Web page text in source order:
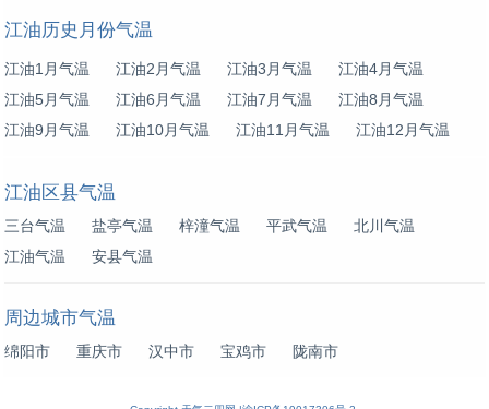
江油历史月份气温
江油1月气温 江油2月气温 江油3月气温
江油4月气温
江油5月气温
江油6月气温 江油7月气温
江油8月气温
江油9月气温
江油10月气温 江油11月气温 江油12月气温
江油区县气温
三台气温 盐亭气温 梓潼气温 平武气温
北川气温
江油气温
安县气温
周边城市气温
绵阳市 重庆市 汉中市 宝鸡市 陇南市